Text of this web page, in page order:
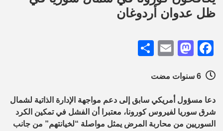
ظل عدوان أردوغان
Facebook
Mastodon
Email
دعا مسؤول أمريكي سابق إلى دعم مواجهة الإدارة الذاتية لشمال
شرق سوريا لفيروس كورونا، معتبرا أن الفشل في تمكين الكرد
السوريين من محاربة المرض يمثل مواصلة “لخيانتهم” من جانب